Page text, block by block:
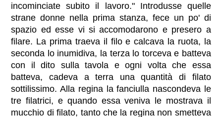
incominciate subito il lavoro." Introdusse quelle
strane donne nella prima stanza, fece un po' di
spazio ed esse vi si accomodarono e presero a
filare. La prima traeva il filo e calcava la ruota, la
seconda lo inumidiva, la terza lo torceva e batteva
con il dito sulla tavola e ogni volta che essa
batteva, cadeva a terra una quantità di filato
sottilissimo. Alla regina la fanciulla nascondeva le
tre filatrici, e quando essa veniva le mostrava il
mucchio di filato, tanto che la regina non smetteva